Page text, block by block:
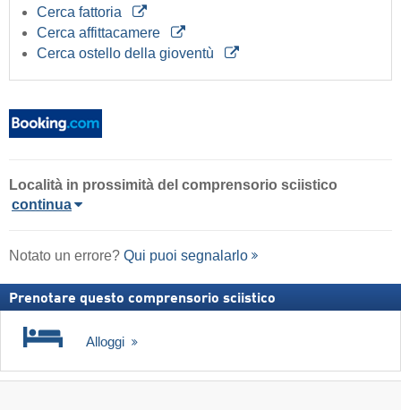
Cerca fattoria
Cerca affittacamere
Cerca ostello della gioventù
Località in prossimità del comprensorio sciistico
continua
Notato un errore? Qui puoi segnalarlo
Prenotare questo comprensorio sciistico
Alloggi